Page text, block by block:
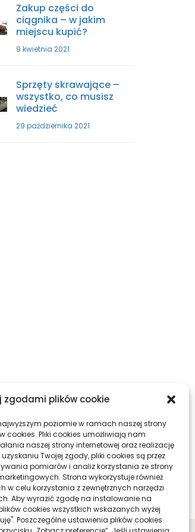
zgodami plików cookie
poziomie w ramach naszej strony
cookies. Pliki cookies umożliwiają nam
naszej strony internetowej oraz realizację
Twojej zgody, pliki cookies są przez
pomiarów i analiz korzystania ze strony
Strona wykorzystuje również
w celu korzystania z zewnętrznych narzędzi
Aby wyrazić zgodę na instalowanie na
cookies wszystkich wskazanych wyżej
Poszczególne ustawienia plików cookies
Zakup części do
ciągnika – w jakim
miejscu kupić?
9 kwietnia 2021
Sprzęty skrawające –
wszystko, co musisz
wiedzieć
29 października 2021